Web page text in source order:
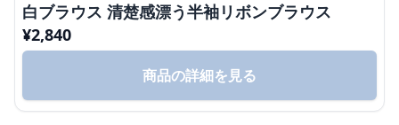
白ブラウス 清楚感漂う半袖リボンブラウス
¥2,840
商品の詳細を見る